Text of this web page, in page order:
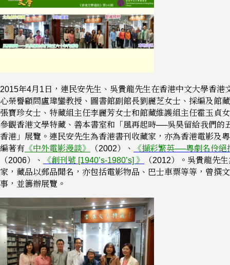
2015年4月1日，連民安先生、吳貴龍先生在香港中文大學香港
心榮譽顧問盧瑋鑾教授、圖書館副館長劉麗芝女士、採編及館
張寶珍女士、特藏組主任李麗芳女士和館藏維護組主任霍玉貞
參觀香港文學特藏、善本書室和「風再起時──吳昊留給我們的
香港」展覽。連民安先生為香港書刊收藏家，亦為香港電影及
編著有 《中外電影漫談》 （2002）、
《擷彩繁英──粵劇名伶絕
（2006）、
《創刊號 [1940’s-1980’s] 》
（2012）。吳貴龍先
家，藏品以郵品聞名，亦包括電影物品、巴士車票等等，曾撰
事，並籌辦展覽。